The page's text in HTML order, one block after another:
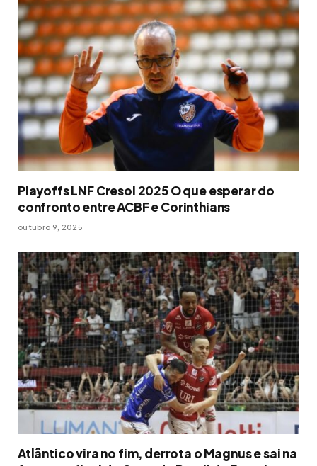
Playoffs LNF Cresol 2025 O que esperar do
confronto entre ACBF e Corinthians
outubro 9, 2025
Atlântico vira no fim, derrota o Magnus e sai na